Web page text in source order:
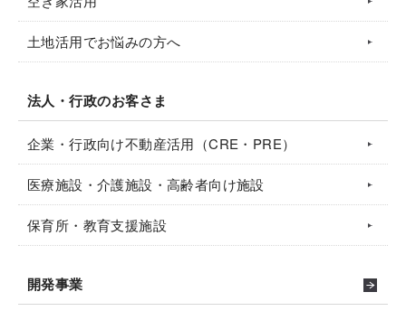
土地活用でお悩みの方へ
法人・行政のお客さま
企業・行政向け不動産活用（CRE・PRE）
医療施設・介護施設・高齢者向け施設
保育所・教育支援施設
開発事業